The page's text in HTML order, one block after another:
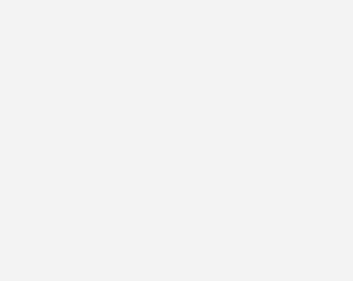
in und um
einen Blick